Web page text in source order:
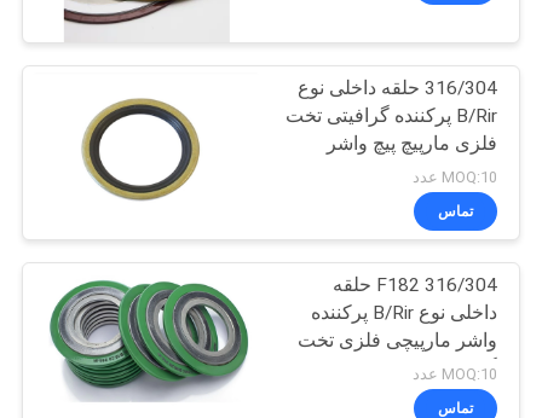
316/304 حلقه داخلی نوع
B/Rir پرکننده گرافیتی تخت
فلزی مارپیچ پیچ واشر
150 پوند 300 پوند
MOQ:10 عدد
تماس
F182 316/304 حلقه
داخلی نوع B/Rir پرکننده
واشر مارپیچی فلزی تخت
دریای خط لوله نفت و گاز
MOQ:10 عدد
تماس